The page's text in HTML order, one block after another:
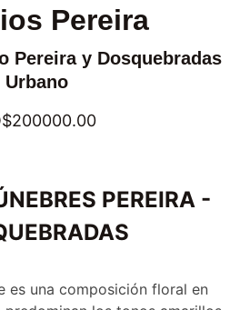
Pereira
Pereira y Dosquebradas
Urbano
PEREIRA -
es una composición floral en